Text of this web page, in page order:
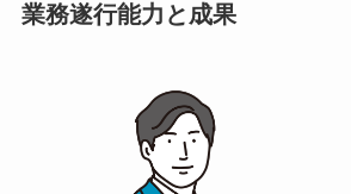
業務遂行能力と成果